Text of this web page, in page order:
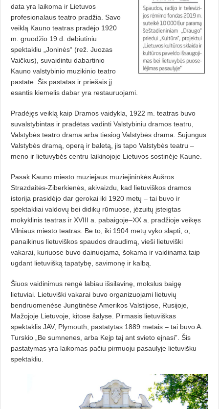
data yra laikoma ir Lietuvos
profesionalaus teatro pradžia. Savo
veiklą Kauno teatras pradėjo 1920
m. gruodžio 19 d. debiutiniu
spektakliu „Joninės“ (rež. Juozas
Vaičkus), suvaidintu dabartinio
Kauno valstybinio muzikinio teatro
pastate. Šis pastatas ir priešais jį
esantis kiemelis dabar yra restauruojami.
Pradėjęs veiklą kaip Dramos vaidykla, 1922 m. teatras buvo
suvalstybintas ir pradėtas vadinti Valstybiniu dramos teatru,
Valstybės teatro drama arba tiesiog Valstybės drama. Sujungus
Valstybės dramą, operą ir baletą, jis tapo Valstybės teatru –
meno ir lietuvybės centru laikinojoje Lietuvos sostinėje Kaune.
Pasak Kauno miesto muziejaus muziejininkės Aušros
Strazdaitės-Ziberkienės, akivaizdu, kad lietuviškos dramos
istorija prasidėjo dar gerokai iki 1920 metų – tai buvo ir
spektakliai valdovų bei didikų rūmuose, jėzuitų įsteigtas
mokyklinis teatras ir XVIII a. pabaigoje–XX a. pradžioje veikęs
Vilniaus miesto teatras. Be to, iki 1904 metų vyko slapti, o,
panaikinus lietuviškos spaudos draudimą, vieši lietuviški
vakarai, kuriuose buvo dainuojama, šokama ir vaidinama taip
ugdant lietuvišką tapatybę, savimonę ir kalbą.
Šiuos vaidinimus rengė labiau išsilavinę, mokslus baigę
lietuviai. Lietuviški vakarai buvo organizuojami lietuvių
bendruomenėse Jungtinėse Amerikos Valstijose, Rusijoje,
Mažojoje Lietuvoje, kitose šalyse. Pirmasis lietuviškas
spektaklis JAV, Plymouth, pastatytas 1889 metais – tai buvo A.
Turskio „Be sumnenes, arba Kejp taj ant svieto ejnasi”. Šis
pastatymas yra laikomas pačiu pirmuoju pasaulyje lietuvišku
spektakliu.